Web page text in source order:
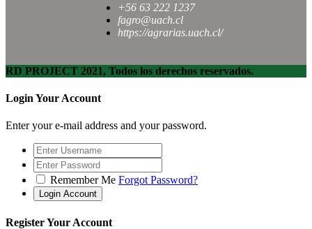
+56 63 222 1237
fagro@uach.cl
https://agrarias.uach.cl/
RD PROJECT 2021, Todos los derechos reservados.
Login Your Account
Enter your e-mail address and your password.
Remember Me Forgot Password?
Register Your Account